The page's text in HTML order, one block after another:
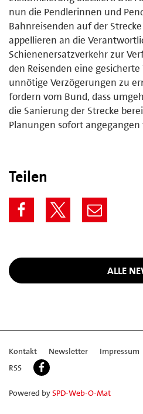
nun die Pendlerinnen und
Bahnreisenden auf der
appellieren an die
Schienenersatzverkehr zur
den Reisenden eine
unnötige Verzögerungen zu
fordern vom Bund, dass
die Sanierung der Strecke
Planungen sofort angegangen
Teilen
ALLE
Kontakt Newsletter Impressum
RSS
Powered bySPD-Web-O-Mat